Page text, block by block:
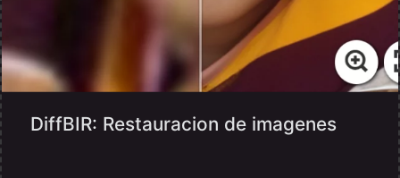
DiffBIR: Restauracion de imagenes